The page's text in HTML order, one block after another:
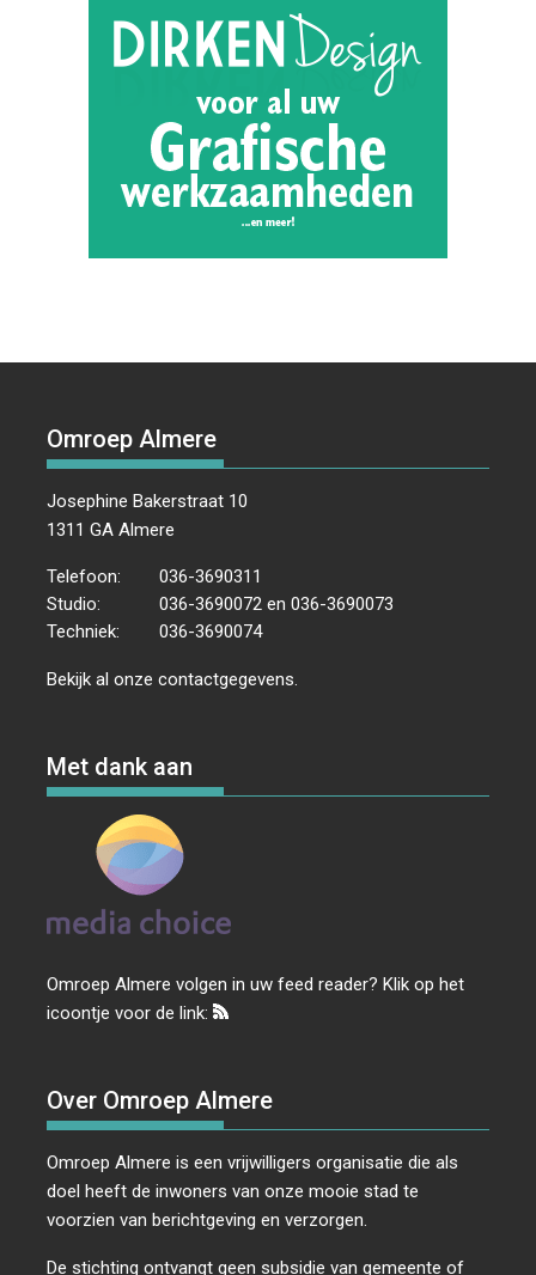
Omroep Almere
Josephine Bakerstraat 10
1311 GA Almere
Telefoon:
036-3690311
Studio:
036-3690072 en 036-3690073
Techniek:
036-3690074
Bekijk al onzecontactgegevens
Met dank aan
Omroep Almere volgen in uw feed reader? Klik op het
icoontje voor de link:
Over Omroep Almere
Omroep Almere is een vrijwilligers organisatie die als
doel heeft de inwoners van onze mooie stad te
voorzien van berichtgeving en verzorgen.
De stichting ontvangt geen subsidie van gemeente of